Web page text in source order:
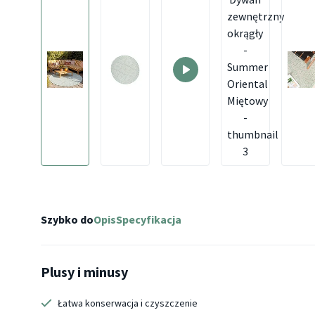
Szybko doOpisSpecyfikacja
Plusy i minusy
Łatwa konserwacja i czyszczenie